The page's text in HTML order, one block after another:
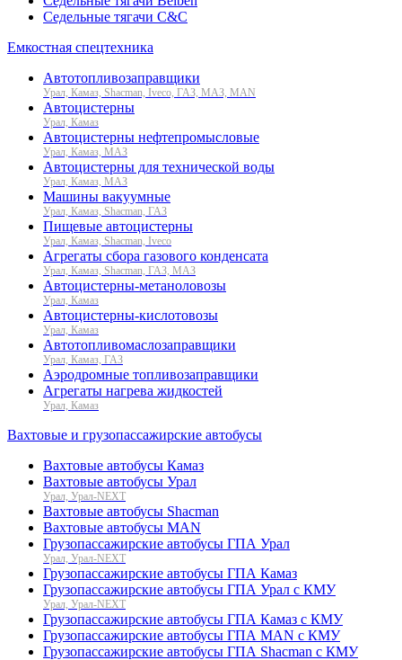
Седельные тягачи C&C
Емкостная спецтехника
Автотопливозаправщики
Урал, Камаз, Shacman, Iveco, ГАЗ, МАЗ, MAN
Автоцистерны
Урал, Камаз
Автоцистерны нефтепромысловые
Урал, Камаз, МАЗ
Автоцистерны для технической воды
Урал, Камаз, МАЗ
Машины вакуумные
Урал, Камаз, Shacman, ГАЗ
Пищевые автоцистерны
Урал, Камаз, Shacman, Iveco
Агрегаты сбора газового конденсата
Урал, Камаз, Shacman, ГАЗ, МАЗ
Автоцистерны-метаноловозы
Урал, Камаз
Автоцистерны-кислотовозы
Урал, Камаз
Автотопливомаслозаправщики
Урал, Камаз, ГАЗ
Аэродромные топливозаправщики
Агрегаты нагрева жидкостей
Урал, Камаз
Вахтовые и грузопассажирские автобусы
Вахтовые автобусы Камаз
Вахтовые автобусы Урал
Урал, Урал-NEXT
Вахтовые автобусы Shacman
Вахтовые автобусы MAN
Грузопассажирские автобусы ГПА Урал
Урал, Урал-NEXT
Грузопассажирские автобусы ГПА Камаз
Грузопассажирские автобусы ГПА Урал с КМУ
Урал, Урал-NEXT
Грузопассажирские автобусы ГПА Камаз с КМУ
Грузопассажирские автобусы ГПА MAN с КМУ
Грузопассажирские автобусы ГПА Shacman с КМУ